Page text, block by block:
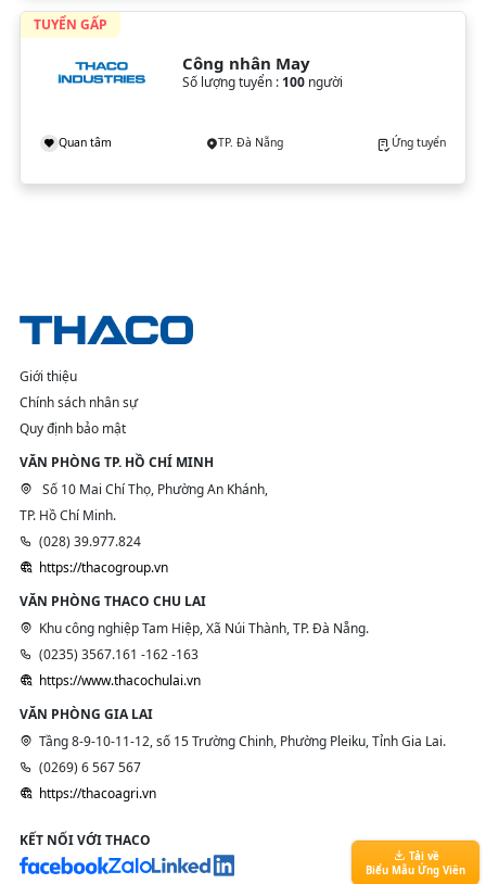
Công nhân May
Số lượng tuyển : 100người
Quan tâm TP. Đà Nẵng Ứng tuyển
TUYỂN GẤP
Giới thiệu
Chính sách nhân sự
Quy định bảo mật
VĂN PHÒNG TP. HỒ CHÍ MINH
Số 10 Mai Chí Thọ, Phường An Khánh,
TP. Hồ Chí Minh.
(028) 39.977.824
https://thacogroup.vn
VĂN PHÒNG THACO CHU LAI
Khu công nghiệp Tam Hiệp, Xã Núi Thành, TP. Đà Nẵng.
(0235) 3567.161 -162 -163
https://www.thacochulai.vn
VĂN PHÒNG GIA LAI
Tầng 8-9-10-11-12, số 15 Trường Chinh, Phường Pleiku, Tỉnh Gia Lai.
(0269) 6 567 567
https://thacoagri.vn
KẾT NỐI VỚI THACO
Tải về
Biểu Mẫu Ứng Viên